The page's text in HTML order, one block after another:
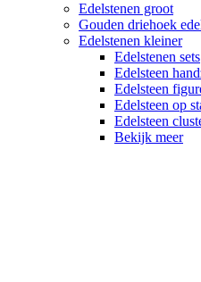
Edelstenen groot
Gouden driehoek
Edelstenen kleiner
Edelstenen sets
Edelsteen
Edelsteen
Edelsteen op
Edelsteen
Bekijk meer